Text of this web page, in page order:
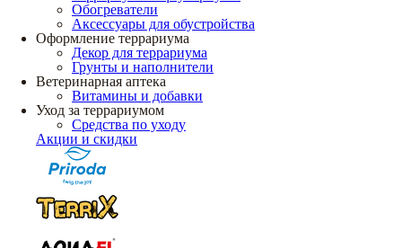
Обогреватели
Аксессуары для обустройства
Оформление террариума
Декор для террариума
Грунты и наполнители
Ветеринарная аптека
Витамины и добавки
Уход за террариумом
Средства по уходу
Акции и скидки